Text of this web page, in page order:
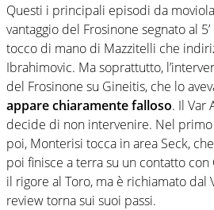
Questi i principali episodi da
vantaggio del Frosinone segnato al
tocco di mano di Mazzitelli che
Ibrahimovic. Ma soprattutto,
del Frosinone su Gineitis, che lo
appare chiaramente falloso. Il Var
decide di non intervenire. Nel
poi, Monterisi tocca in area Seck,
poi finisce a terra su un contatto con
il rigore al Toro, ma è richiamato dal
review torna sui suoi passi.